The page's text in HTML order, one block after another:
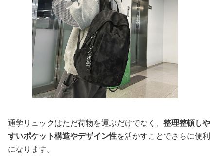
通学リュックはただ荷物を運ぶだけでなく、 整理整頓しや
すいポケット構造やデザイン性を活かすことでさらに便利
になります。